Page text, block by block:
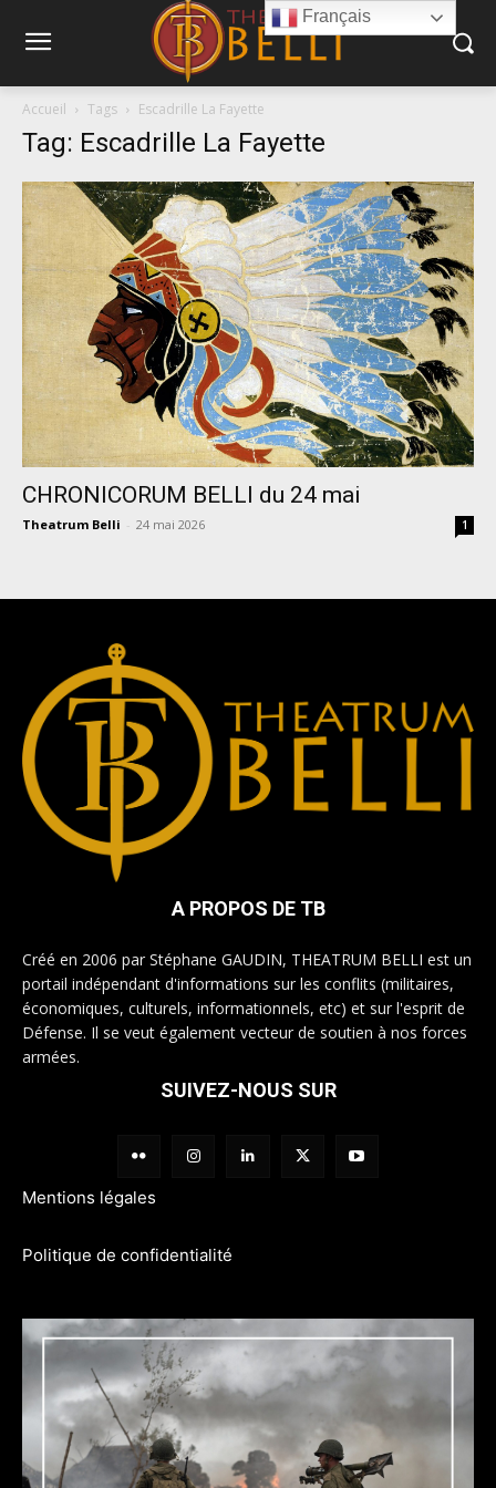
Accueil Tags Escadrille La Fayette
Tag: Escadrille La Fayette
CHRONICORUM BELLI du 24 mai
Theatrum Belli - 24 mai 2026 1
A PROPOS DE TB
Créé en 2006 par Stéphane GAUDIN, THEATRUM BELLI est un
portail indépendant d'informations sur les conflits (militaires,
économiques, culturels, informationnels, etc) et sur l'esprit de
Défense. Il se veut également vecteur de soutien à nos forces
armées.
SUIVEZ-NOUS SUR
Mentions légales
Politique de confidentialité
Français